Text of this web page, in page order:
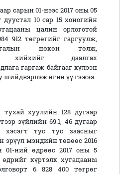
сарын 01-нээс 2017 оны 05
10 сар 15 хоногийн
цалин орлоготой
912 төгрөгийг гаргуулж,
нөхөн төлж,
хийхийг даалгах
гаргаж байгааг хүлээн
шийдвэрлэж өгнө үү гэжээ.
хуулийн 128 дугаар
зүйлийн 69.1, 46 дугаар
тус тус заасныг
эрүүл мэндийн төвөөс 2016
01-ний өдрөөс 2017 оны 5
хүртэлх хугацааны
6 828 400 төгрөг